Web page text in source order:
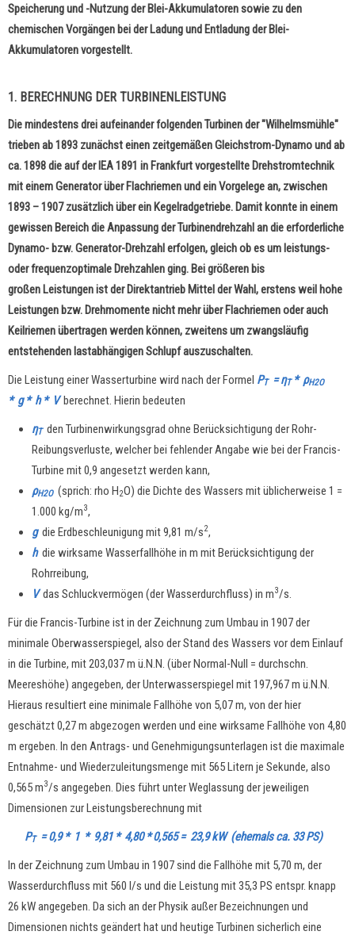
Speicherung und -Nutzung der Blei-Akkumulatoren sowie zu den
chemischen Vorgängen bei der Ladung und Entladung der Blei-
Akkumulatoren vorgestellt.
1. BERECHNUNG DER TURBINENLEISTUNG
Die mindestens drei aufeinander folgenden Turbinen der "Wilhelmsmühle"
trieben ab 1893 zunächst einen zeitgemäßen Gleichstrom-Dynamo und ab
ca. 1898 die auf der IEA 1891 in Frankfurt vorgestellte Drehstromtechnik
mit einem Generator über Flachriemen und ein Vorgelege an, zwischen
1893 – 1907 zusätzlich über ein Kegelradgetriebe. Damit konnte in einem
gewissen Bereich die Anpassung der Turbinendrehzahl an die erforderliche
Dynamo- bzw. Generator-Drehzahl erfolgen, gleich ob es um leistungs-
oder frequenzoptimale Drehzahlen ging. Bei größeren bis
großen Leistungen ist der Direktantrieb Mittel der Wahl, erstens weil hohe
Leistungen bzw. Drehmomente nicht mehr über Flachriemen oder auch
Keilriemen übertragen werden können, zweitens um zwangsläufig
entstehenden lastabhängigen Schlupf auszuschalten.
Die Leistung einer Wasserturbine wird nach der Formel PT =ηT * ρH2O
* g * h * Vberechnet. Hierin bedeuten
ηT den Turbinenwirkungsgrad ohne Berücksichtigung der Rohr-
Reibungsverluste, welcher bei fehlender Angabe wie bei der Francis-
Turbine mit 0,9 angesetzt werden kann,
ρH2O(sprich: rho H2O) die Dichte des Wassers mit üblicherweise 1 =
1.000 kg/m3,
gdie Erdbeschleunigung mit 9,81 m/s2,
hdie wirksame Wasserfallhöhe in m mit Berücksichtigung der
Rohrreibung,
Vdas Schluckvermögen (der Wasserdurchfluss) in m3/s
Für die Francis-Turbine ist in der Zeichnung zum Umbau in 1907 der
minimale Oberwasserspiegel, also der Stand des Wassers vor dem Einlauf
in die Turbine, mit 203,037 m ü.N.N. (über Normal-Null = durchschn.
Meereshöhe) angegeben, der Unterwasserspiegel mit 197,967 m ü.N.N.
Hieraus resultiert eine minimale Fallhöhe von 5,07 m, von der hier
geschätzt 0,27 m abgezogen werden und eine wirksame Fallhöhe von 4,80
m ergeben. In den Antrags- und Genehmigungsunterlagen ist die maximale
Entnahme- und Wiederzuleitungsmenge mit 565 Litern je Sekunde, also
0,565 m3/s angegeben. Dies führt unter Weglassung der jeweiligen
Dimensionen zur Leistungsberechnung mit
PT = 0,9 * 1 * 9,81 * 4,80 * 0,565 = 23,9 kW (ehemals ca. 33 PS)
In der Zeichnung zum Umbau in 1907 sind die Fallhöhe mit 5,70 m, der
Wasserdurchfluss mit 560 l/s und die Leistung mit 35,3 PS entspr. knapp
26 kW angegeben. Da sich an der Physik außer Bezeichnungen und
Dimensionen nichts geändert hat und heutige Turbinen sicherlich eine